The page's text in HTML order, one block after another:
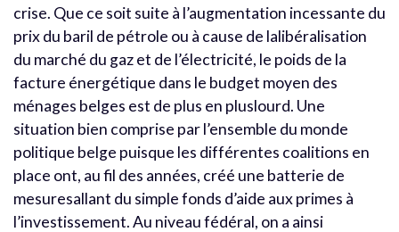
crise. Que ce soit suite à l’augmentation incessante du
prix du baril de pétrole ou à cause de lalibéralisation
du marché du gaz et de l’électricité, le poids de la
facture énergétique dans le budget moyen des
ménages belges est de plus en pluslourd. Une
situation bien comprise par l’ensemble du monde
politique belge puisque les différentes coalitions en
place ont, au fil des années, créé une batterie de
mesuresallant du simple fonds d’aide aux primes à
l’investissement. Au niveau fédéral, on a ainsi